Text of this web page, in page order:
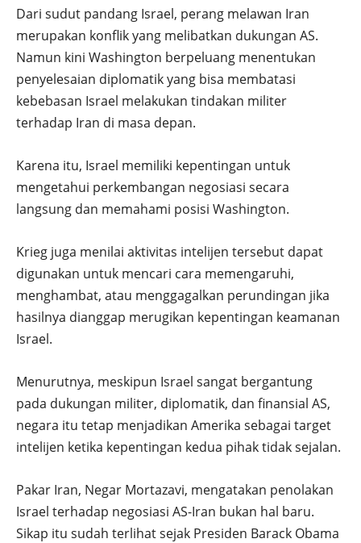
Dari sudut pandang Israel, perang melawan Iran
merupakan konflik yang melibatkan dukungan AS.
Namun kini Washington berpeluang menentukan
penyelesaian diplomatik yang bisa membatasi
kebebasan Israel melakukan tindakan militer
terhadap Iran di masa depan.
Karena itu, Israel memiliki kepentingan untuk
mengetahui perkembangan negosiasi secara
langsung dan memahami posisi Washington.
Krieg juga menilai aktivitas intelijen tersebut dapat
digunakan untuk mencari cara memengaruhi,
menghambat, atau menggagalkan perundingan jika
hasilnya dianggap merugikan kepentingan keamanan
Israel.
Menurutnya, meskipun Israel sangat bergantung
pada dukungan militer, diplomatik, dan finansial AS,
negara itu tetap menjadikan Amerika sebagai target
intelijen ketika kepentingan kedua pihak tidak sejalan.
Pakar Iran, Negar Mortazavi, mengatakan penolakan
Israel terhadap negosiasi AS-Iran bukan hal baru.
Sikap itu sudah terlihat sejak Presiden Barack Obama